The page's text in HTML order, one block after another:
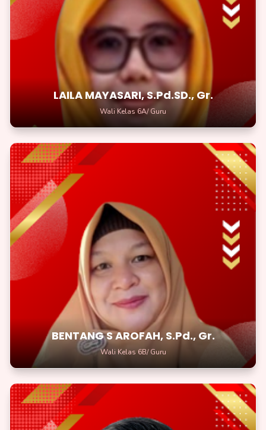
LAILA MAYASARI, S.Pd.SD., Gr.
Wali Kelas 6A/ Guru
Wali Kelas 6A/Guru
Saat kamu belajar, kamu sedang mempersiapkan masa depan
yang cerah
BENTANG S AROFAH, S.Pd., Gr.
Wali Kelas 6B/ Guru
BENTANG S AROFAH, S.Pd., Gr.
Wali Kelas 6B/Guru
Jadilah penjelajah ilmu pengetahuan yang gigih!